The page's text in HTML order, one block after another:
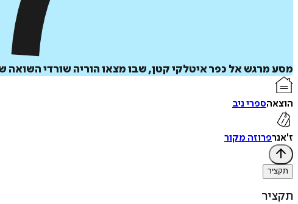
מסע מרגש אל כפר איטלקי קטן, שבו מצאו הוריה שורדי
הוצאהספרי ניב
ז'אנרפרוזה מקור
תקציר
תקציר